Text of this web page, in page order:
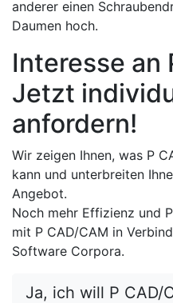
Interesse an
Jetzt
anfordern!
Wir zeigen Ihnen, was P
kann und unterbreiten
Angebot.
Noch mehr Effizienz und
mit P CAD/CAM in
Software Corpora.
Ja, ich will P CAD/